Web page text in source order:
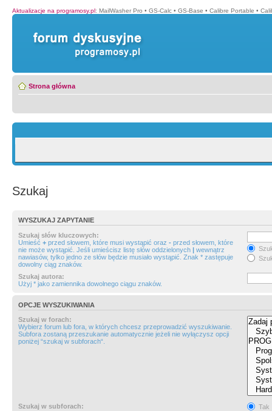
Aktualizacje na programosy.pl: MailWasher Pro • GS-Calc • GS-Base • Calibre Portable •
Strona główna
Szukaj
WYSZUKAJ ZAPYTANIE
Szukaj słów kluczowych:
Umieść + przed słowem, które musi wystąpić oraz - przed słowem, które
nie może wystąpić. Jeśli umieścisz listę słów oddzielonych | wewnątrz
nawiasów, tylko jedno ze słów będzie musiało wystąpić. Znak * zastępuje
dowolny ciąg znaków.
Szukaj autora:
Użyj * jako zamiennika dowolnego ciągu znaków.
OPCJE WYSZUKIWANIA
Szukaj w forach:
Wybierz forum lub fora, w których chcesz przeprowadzić wyszukiwanie.
Subfora zostaną przeszukanie automatycznie jeżeli nie wyłączysz opcji
poniżej “szukaj w subforach“.
Szukaj w subforach:
Tak